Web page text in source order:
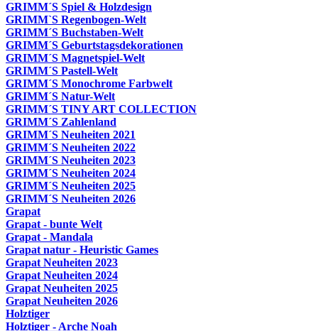
GRIMM´S Spiel & Holzdesign
GRIMM`S Regenbogen-Welt
GRIMM´S Buchstaben-Welt
GRIMM´S Geburtstagsdekorationen
GRIMM´S Magnetspiel-Welt
GRIMM´S Pastell-Welt
GRIMM´S Monochrome Farbwelt
GRIMM´S Natur-Welt
GRIMM´S TINY ART COLLECTION
GRIMM´S Zahlenland
GRIMM´S Neuheiten 2021
GRIMM´S Neuheiten 2022
GRIMM´S Neuheiten 2023
GRIMM´S Neuheiten 2024
GRIMM´S Neuheiten 2025
GRIMM´S Neuheiten 2026
Grapat
Grapat - bunte Welt
Grapat - Mandala
Grapat natur - Heuristic Games
Grapat Neuheiten 2023
Grapat Neuheiten 2024
Grapat Neuheiten 2025
Grapat Neuheiten 2026
Holztiger
Holztiger - Arche Noah